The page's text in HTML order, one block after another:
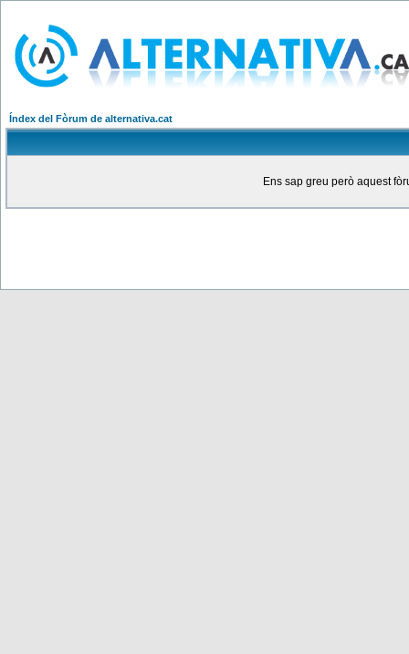
Índex del Fòrum de alternativa.cat
Ens sap greu però aquest